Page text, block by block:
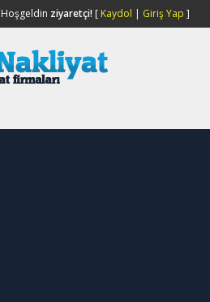
Hoşgeldin ziyaretçi![ Kaydol | Giriş Yap ]